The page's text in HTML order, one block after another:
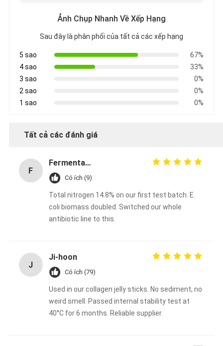
Ảnh Chụp Nhanh Về Xếp Hạng
Sau đây là phân phối của tất cả các xếp hạng
5 sao
67%
4 sao
33%
3 sao
0%
2 sao
0%
1 sao
0%
Tất cả các đánh giá
F
Fermentation Manager
Có ích (9)
Total nitrogen 14.8% on our first test batch. E.
coli biomass doubled. Switched our whole
antibiotic line to this.
J
Ji‑hoon
Có ích (79)
Used in our collagen jelly sticks. No sediment, no
weird smell. Passed internal stability test at
40°C for 6 months. Reliable supplier.